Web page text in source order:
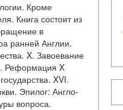
Кроме
Книга состоит из
в
ранней Англии.
X. Завоевание
Реформация X
XVI.
Эпилог: Англо-
вопроса.